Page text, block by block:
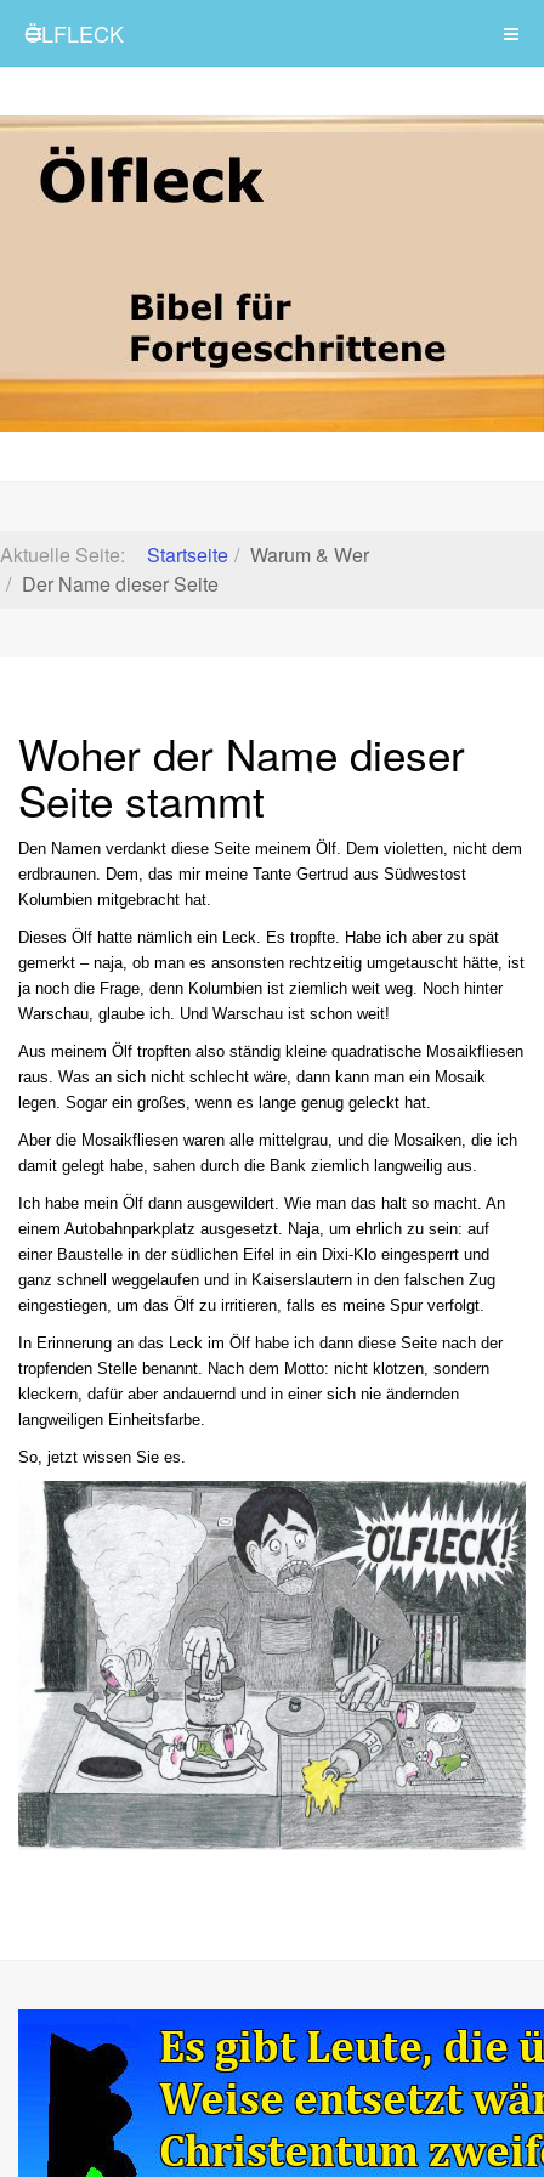
ÖLFLECK
Aktuelle Seite: Startseite
Warum & Wer
Der Name dieser Seite
Woher der Name dieser
Seite stammt
Den Namen verdankt diese Seite meinem Ölf. Dem violetten, nicht dem
erdbraunen. Dem, das mir meine Tante Gertrud aus Südwestost
Kolumbien mitgebracht hat.
Dieses Ölf hatte nämlich ein Leck. Es tropfte. Habe ich aber zu spät
gemerkt – naja, ob man es ansonsten rechtzeitig umgetauscht hätte, ist
ja noch die Frage, denn Kolumbien ist ziemlich weit weg. Noch hinter
Warschau, glaube ich. Und Warschau ist schon weit!
Aus meinem Ölf tropften also ständig kleine quadratische Mosaikfliesen
raus. Was an sich nicht schlecht wäre, dann kann man ein Mosaik
legen. Sogar ein großes, wenn es lange genug geleckt hat.
Aber die Mosaikfliesen waren alle mittelgrau, und die Mosaiken, die ich
damit gelegt habe, sahen durch die Bank ziemlich langweilig aus.
Ich habe mein Ölf dann ausgewildert. Wie man das halt so macht. An
einem Autobahnparkplatz ausgesetzt. Naja, um ehrlich zu sein: auf
einer Baustelle in der südlichen Eifel in ein Dixi-Klo eingesperrt und
ganz schnell weggelaufen und in Kaiserslautern in den falschen Zug
eingestiegen, um das Ölf zu irritieren, falls es meine Spur verfolgt.
In Erinnerung an das Leck im Ölf habe ich dann diese Seite nach der
tropfenden Stelle benannt. Nach dem Motto: nicht klotzen, sondern
kleckern, dafür aber andauernd und in einer sich nie ändernden
langweiligen Einheitsfarbe.
So, jetzt wissen Sie es.